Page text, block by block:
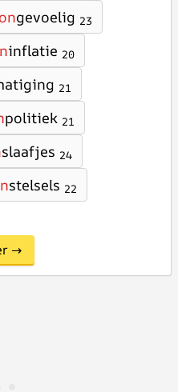
gevoelig 23
inflatie 20
21
politiek 21
slaafjes 24
stelsels 22
→